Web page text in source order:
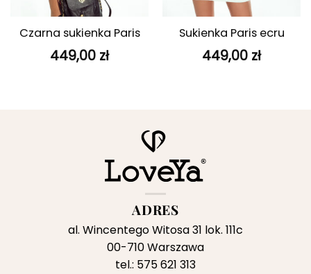
Czarna sukienka Paris
449,00 zł
Sukienka Paris ecru
449,00 zł
ADRES
al. Wincentego Witosa 31 lok. 111c
00-710 Warszawa
tel.: 575 621 313